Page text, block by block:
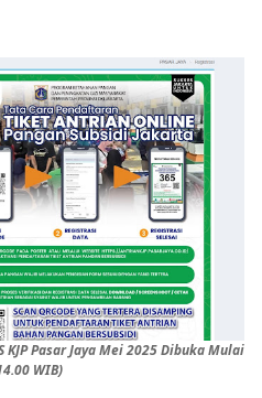
Pasar Jaya Mei 2025 Dibuka Mulai
WIB)